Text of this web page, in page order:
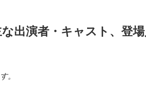
出演者・キャスト、登
。